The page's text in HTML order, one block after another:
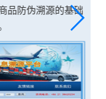
品防伪溯源的基础